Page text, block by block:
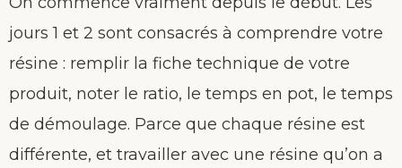
jours 1 et 2 sont consacrés à comprendre votre
résine : remplir la fiche technique de votre
produit, noter le ratio, le temps en pot, le temps
de démoulage. Parce que chaque résine est
différente, et travailler avec une résine qu’on a